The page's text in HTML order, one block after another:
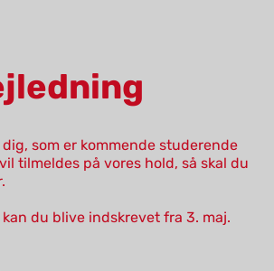
som er kommende studerende
tilmeldes på vores hold, så skal du
kan du blive indskrevet fra 3. maj.